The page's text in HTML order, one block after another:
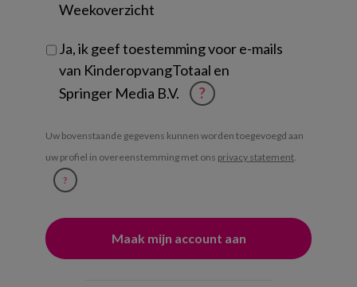
Weekoverzicht
Ja, ik geef toestemming voor e-mails
van KinderopvangTotaal en
Springer Media B.V.
?
Uw bovenstaande gegevens kunnen worden toegevoegd aan
uw profiel in overeenstemming met ons privacy statement.
?